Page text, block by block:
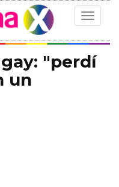
Toggle
"perdí
un